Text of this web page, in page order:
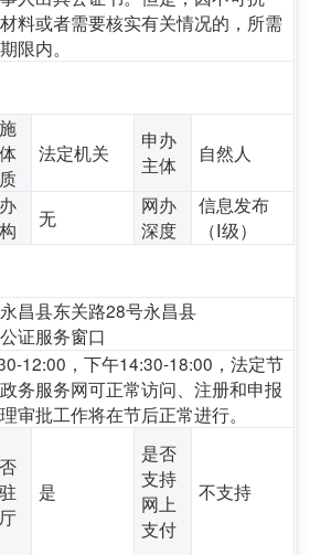
料或者需要核实有关情况的，所需
限内。
法定机关
申办
主体
自然人
无
网办
深度
信息发布
（Ⅰ级）
昌县东关路28号永昌县
证服务窗口
12:00，下午14:30-18:00，法定节
务服务网可正常访问、注册和申报
审批工作将在节后正常进行。
是
是否
支持
网上
支付
不支持